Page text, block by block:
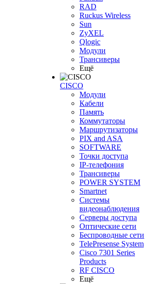
RAD
Ruckus Wireless
Sun
ZyXEL
Qlogic
Модули
Трансиверы
Ещё
CISCO
Модули
Кабели
Память
Коммутаторы
Маршрутизаторы
PIX and ASA
SOFTWARE
Точки доступа
IP-телефония
Трансиверы
POWER SYSTEM
Smartnet
Системы
видеонаблюдения
Серверы доступа
Оптические сети
Беспроводные сети
TelePresense System
Cisco 7301 Series
Products
RF CISCO
Ещё